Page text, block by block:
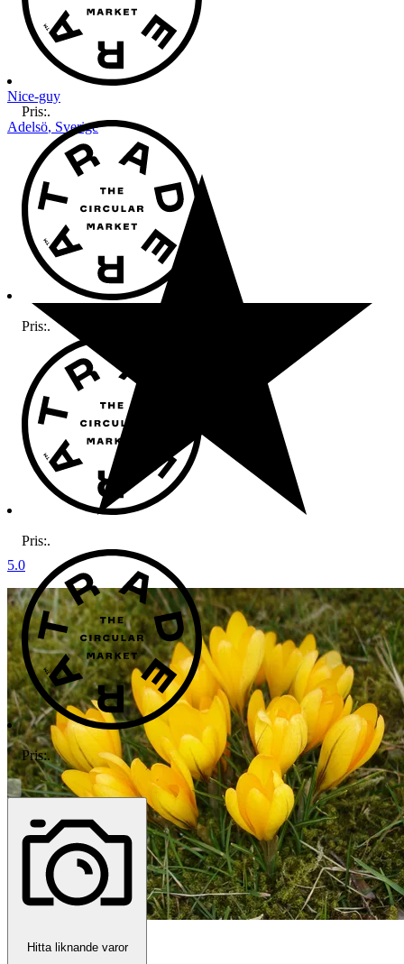
Nice-guy
Adelsö, Sverige
5.0
Pris:.
Pris:.
Pris:.
Pris:.
Hitta liknande varor